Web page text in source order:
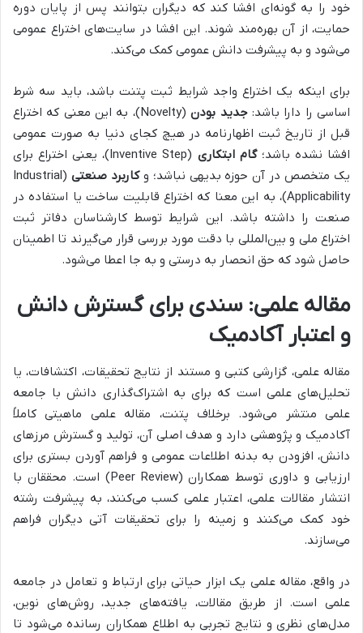
خود را به گونه‌ای افشا کند که دیگران بتوانند پس از پایان دوره
حمایت، از آن بهره‌مند شوند. این افشا در سایت‌های اختراع عمومی
می‌شود و به پیشرفت دانش عمومی کمک می‌کند.
برای اینکه یک اختراع واجد شرایط ثبت پتنت باشد، باید سه شرط
اساسی را دارا باشد:جدید بودن
(Novelty)، به این معنی که اختراع
قبل از تاریخ ثبت اظهارنامه در هیچ کجای دنیا به صورت عمومی
افشا نشده باشد؛گام ابتکاری
(Inventive Step)، یعنی اختراع برای
یک متخصص در آن حوزه بدیهی نباشد؛ وکاربرد صنعتی (Industrial
Applicability)، به این معنا که اختراع قابلیت ساخت یا استفاده در
صنعت را داشته باشد. این شرایط توسط کارشناسان دفاتر ثبت
اختراع ملی و بین‌المللی با دقت مورد بررسی قرار می‌گیرند تا اطمینان
حاصل شود که حق انحصار به درستی و به جا اعطا می‌شود.
مقاله علمی: سندی برای گسترش دانش
و اعتبار آکادمیک
مقاله علمی، گزارشی کتبی و مستند از نتایج تحقیقات، اکتشافات، یا
تحلیل‌های علمی است که برای به اشتراک‌گذاری دانش با جامعه
علمی منتشر می‌شود. برخلاف پتنت، مقاله علمی ماهیتی کاملاً
آکادمیک و پژوهشی دارد و هدف اصلی آن، تولید و گسترش مرزهای
دانش، افزودن به بدنه اطلاعات عمومی و فراهم آوردن بستری برای
ارزیابی و داوری توسط همکاران (Peer Review) است. محققان با
انتشار مقالات علمی، اعتبار علمی کسب می‌کنند، به پیشرفت رشته
خود کمک می‌کنند و زمینه را برای تحقیقات آتی دیگران فراهم
می‌سازند.
در واقع، مقاله علمی یک ابزار حیاتی برای ارتباط و تعامل در جامعه
علمی است. از طریق مقالات، یافته‌های جدید، روش‌های نوین،
مدل‌های نظری و نتایج تجربی به اطلاع همکاران رسانده می‌شود تا